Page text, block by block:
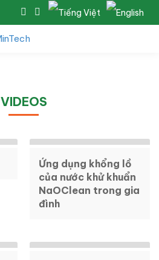
VIDEOS
Ứng dụng khổng lồ
của nước khử khuẩn
NaOClean trong gia
đình